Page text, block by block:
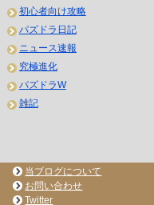
初心者向け攻略
パズドラ日記
ニュース速報
究極進化
パズドラW
雑記
当ブログについて
お問い合わせ
Twitter